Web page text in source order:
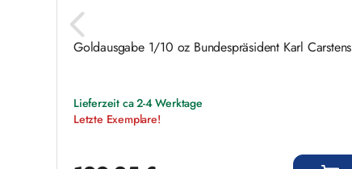
Goldausgabe 1/10 oz Bundespräsident Karl Carstens
Lieferzeit ca 2-4 Werktage
Letzte Exemplare!